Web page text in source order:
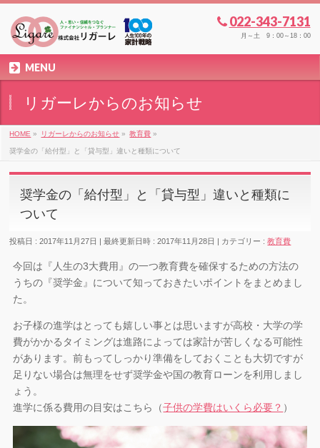
022-343-7131
月～土 9：00～18：00
MENU
リガーレからのお知らせ
HOME » リガーレからのお知らせ » 教育費 »
奨学金の「給付型」と「貸与型」違いと種類について
奨学金の「給付型」と「貸与型」違いと種類に
ついて
投稿日 : 2017年11月27日 最終更新日時 : 2017年11月28日 カテゴリー :教育費
今回は『人生の3大費用』の一つ教育費を確保するための方法の
うちの『奨学金』について知っておきたいポイントをまとめまし
た。
お子様の進学はとっても嬉しい事とは思いますが高校・大学の学
費がかかるタイミングは進路によっては家計が苦しくなる可能性
があります。前もってしっかり準備をしておくことも大切ですが
足りない場合は無理をせず奨学金や国の教育ローンを利用しまし
ょう。
進学に係る費用の目安はこちら（子供の学費はいくら必要？ ）